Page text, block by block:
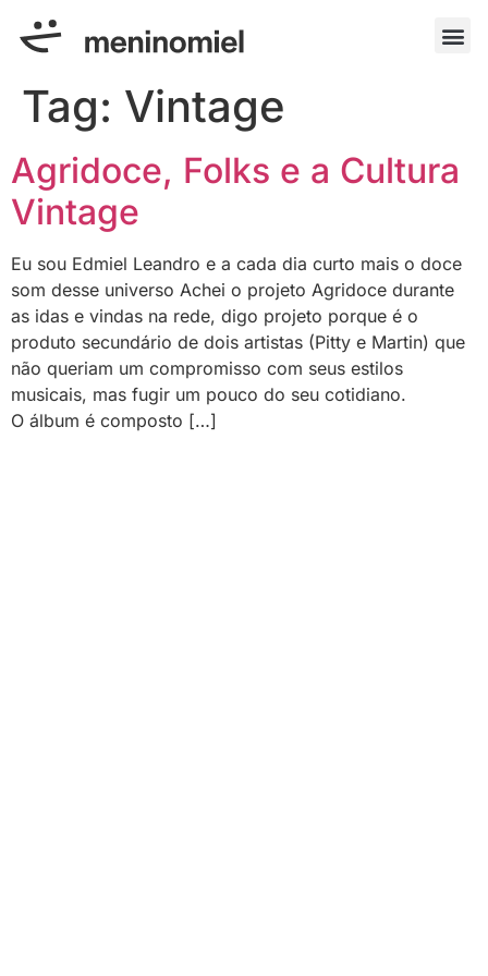
Tag: Vintage
Agridoce, Folks e a Cultura
Vintage
Eu sou Edmiel Leandro e a cada dia curto mais o doce
som desse universo Achei o projeto Agridoce durante
as idas e vindas na rede, digo projeto porque é o
produto secundário de dois artistas (Pitty e Martin) que
não queriam um compromisso com seus estilos
musicais, mas fugir um pouco do seu cotidiano.
O álbum é composto […]